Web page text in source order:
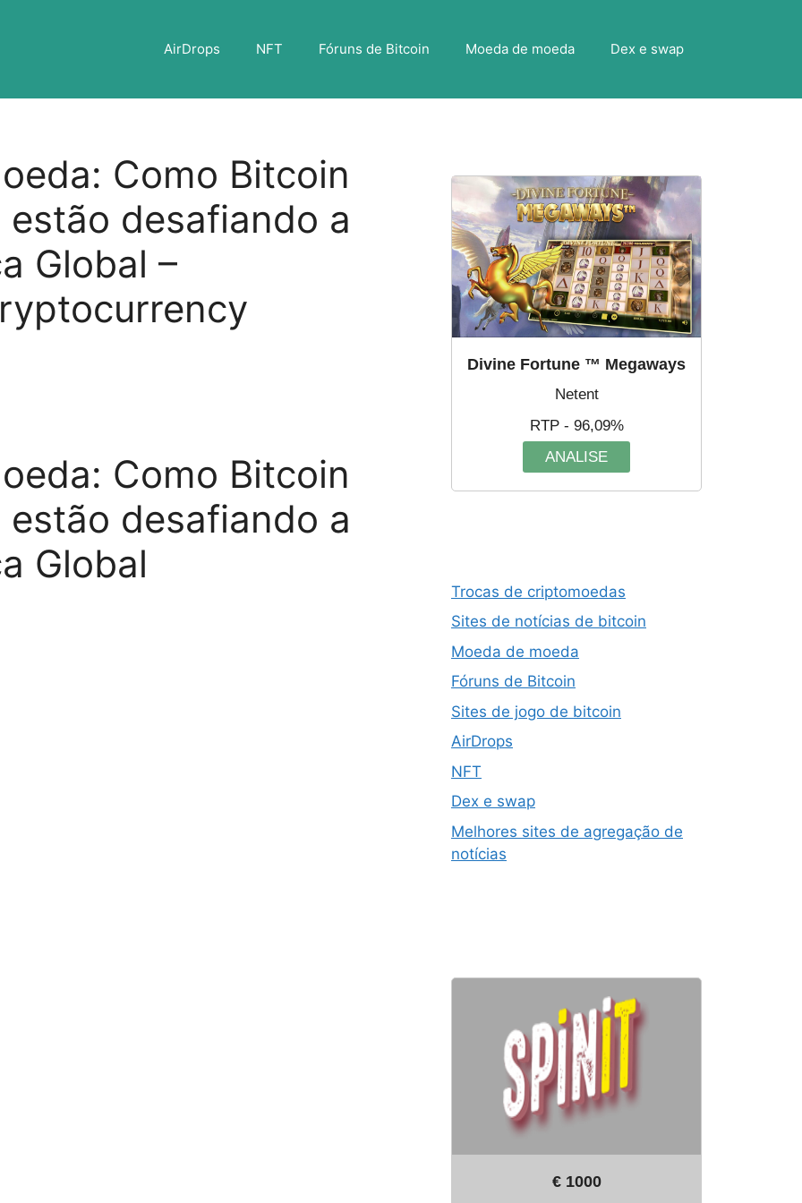
AirDrops NFT Fóruns de Bitcoin Moeda de moeda Dex e swap
Como Bitcoin
desafiando a
Global –
Como Bitcoin
desafiando a
Global
Divine Fortune ™ Megaways
Netent
RTP - 96,09%
ANALISE
Trocas de criptomoedas
Sites de notícias de bitcoin
Moeda de moeda
Fóruns de Bitcoin
Sites de jogo de bitcoin
AirDrops
NFT
Dex e swap
Melhores sites de agregação de
notícias
€ 1000